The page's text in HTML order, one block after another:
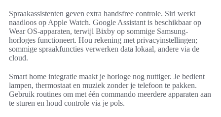
Spraakassistenten geven extra handsfree controle. Siri werkt
naadloos op Apple Watch. Google Assistant is beschikbaar op
Wear OS-apparaten, terwijl Bixby op sommige Samsung-
horloges functioneert. Hou rekening met privacyinstellingen;
sommige spraakfuncties verwerken data lokaal, andere via de
cloud.
Smart home integratie maakt je horloge nog nuttiger. Je bedient
lampen, thermostaat en muziek zonder je telefoon te pakken.
Gebruik routines om met één commando meerdere apparaten aan
te sturen en houd controle via je pols.